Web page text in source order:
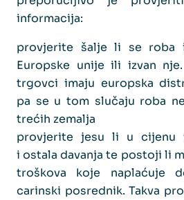
informacija:
provjerite šalje li se roba
Europske unije ili izvan
trgovci imaju europska
pa se u tom slučaju roba
trećih zemalja
provjerite jesu li u cijenu
i ostala davanja te postoji li
troškova koje naplaćuje
carinski posrednik. Takva